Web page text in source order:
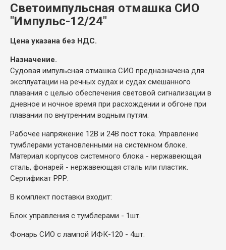
Светоимпульсная отмашка СИО
"Импульс-12/24"
Цена указана без НДС.
Назначение.
Судовая импульсная отмашка СИО предназначена для
эксплуатации на речных судах и судах смешанного
плавания с целью обеспечения световой сигнализации в
дневное и ночное время при расхождении и обгоне при
плавании по внутренним водным путям.
Рабочее напряжение 12В и 24В пост.тока. Управление
тумблерами установленными на системном блоке.
Материал корпусов системного блока - нержавеющая
сталь, фонарей - нержавеющая сталь или пластик.
Сертификат РРР.
В комплект поставки входит:
Блок управления с тумблерами - 1шт.
Фонарь СИО с лампой ИФК-120 - 4шт.